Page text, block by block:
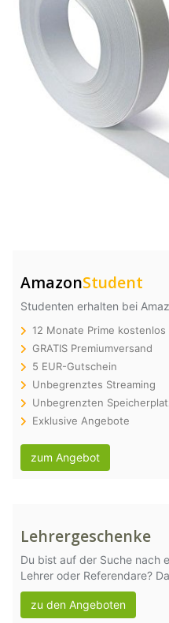
AmazonStudent
Studenten erhalten bei
12 Monate Prime kostenlos
GRATIS Premiumversand
5 EUR-Gutschein
Unbegrenztes Streaming
Unbegrenzten
Exklusive Angebote
zum Angebot
Lehrergeschenke
Du bist auf der Suche nach
Lehrer oder Referendare?
zu den Angeboten